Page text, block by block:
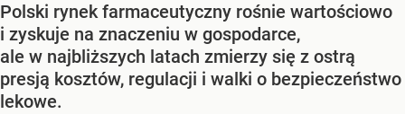
Polski rynek farmaceutyczny rośnie wartościowo
i zyskuje na znaczeniu w gospodarce,
ale w najbliższych latach zmierzy się z ostrą
presją kosztów, regulacji i walki o bezpieczeństwo
lekowe.